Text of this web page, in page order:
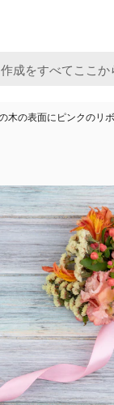
木の表面にピンクのリ